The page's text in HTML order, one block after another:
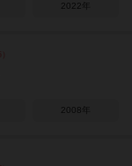
2022年
2008年